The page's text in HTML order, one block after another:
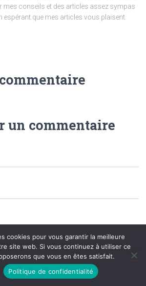
mes conseils et des articles assez sympas
espérant que mes articles vous plaisent
un commentaire
?
cookies pour vous garantir la meilleure
site web. Si vous continuez à utiliser ce
que vous en êtes satisfait.
Politique de confidentialité